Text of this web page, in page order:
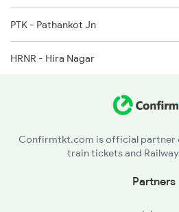
2277 Tpty Jat Spl
PTK - Pathankot Jn
HRNR - Hira Nagar
Confirmtkt.com is official partner
train tickets and
Partners